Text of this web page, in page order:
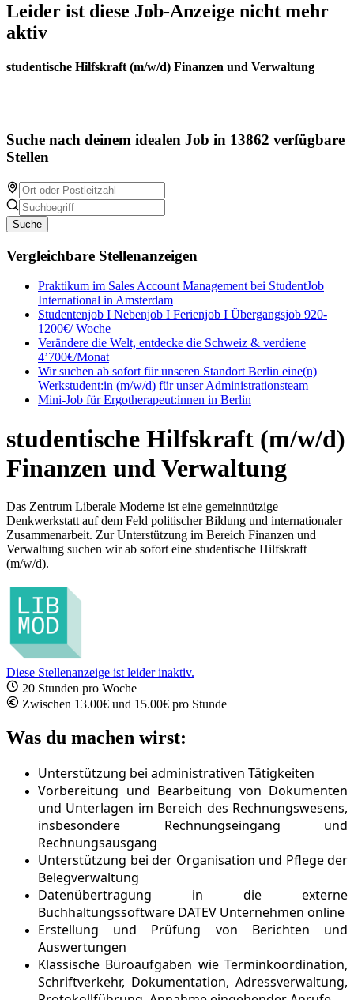
Leider ist diese Job-Anzeige nicht mehr
aktiv
studentische Hilfskraft (m/w/d) Finanzen und Verwaltung
Suche nach deinem idealen Job in 13862 verfügbare
Stellen
Suche
Vergleichbare Stellenanzeigen
Praktikum im Sales Account Management bei StudentJob
International in Amsterdam
Studentenjob I Nebenjob I Ferienjob I Übergangsjob 920-
1200€/ Woche
Verändere die Welt, entdecke die Schweiz & verdiene
4’700€/Monat
Wir suchen ab sofort für unseren Standort Berlin eine(n)
Werkstudent:in (m/w/d) für unser Administrationsteam
Mini-Job für Ergotherapeut:innen in Berlin
studentische Hilfskraft (m/w/d)
Finanzen und Verwaltung
Das Zentrum Liberale Moderne ist eine gemeinnützige
Denkwerkstatt auf dem Feld politischer Bildung und internationaler
Zusammenarbeit. Zur Unterstützung im Bereich Finanzen und
Verwaltung suchen wir ab sofort eine studentische Hilfskraft
(m/w/d).
Diese Stellenanzeige ist leider inaktiv.
20 Stunden pro Woche
Zwischen 13.00€ und 15.00€ pro Stunde
Was du machen wirst:
Unterstützung bei administrativen Tätigkeiten
Vorbereitung und Bearbeitung von Dokumenten
und Unterlagen im Bereich des Rechnungswesens,
insbesondere Rechnungseingang und
Rechnungsausgang
Unterstützung bei der Organisation und Pflege der
Belegverwaltung
Datenübertragung in die externe
Buchhaltungssoftware DATEV Unternehmen online
Erstellung und Prüfung von Berichten und
Auswertungen
Klassische Büroaufgaben wie Terminkoordination,
Schriftverkehr, Dokumentation, Adressverwaltung,